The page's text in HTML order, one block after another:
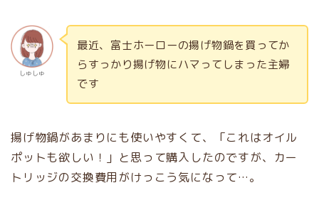
しゅしゅ
最近、富士ホーローの揚げ物鍋を買ってか
らすっかり揚げ物にハマってしまった主婦
です
揚げ物鍋があまりにも使いやすくて、「これはオイル
ポットも欲しい！」と思って購入したのですが、カー
トリッジの交換費用がけっこう気になって…。